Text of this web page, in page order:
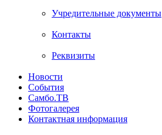
Учредительные документы
Контакты
Реквизиты
Новости
События
Самбо.ТВ
Фотогалерея
Контактная информация